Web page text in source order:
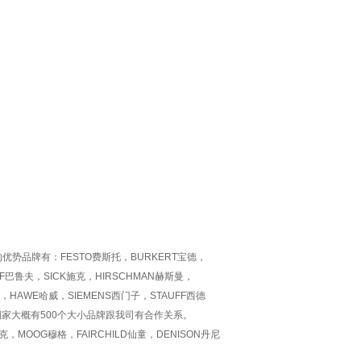
势品牌有：FESTO费斯托，BURKERT宝德，
鲁夫，SICK施克，HIRSCHMAN赫斯曼，
HAWE哈威，SIEMENS西门子，STAUFF西德
大概有500个大小品牌跟我司有合作关系。
，MOOG穆格，FAIRCHILD仙童，DENISON丹尼